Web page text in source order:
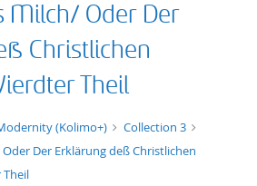
Milch/ Oder Der
Christlichen
Theil
(Kolimo+)
Collection 3
Der Erklärung deß Christlichen
Theil